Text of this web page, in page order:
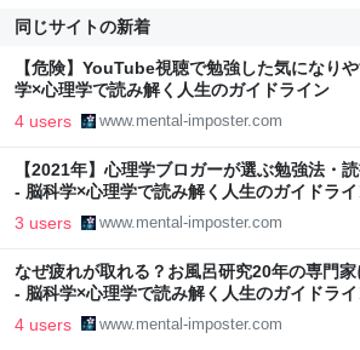
同じサイトの新着
【危険】YouTube視聴で勉強した気になり
学×心理学で読み解く人生のガイドライン
4 users www.mental-imposter.com
【2021年】心理学ブロガーが選ぶ勉強法・
- 脳科学×心理学で読み解く人生のガイドラ
3 users www.mental-imposter.com
なぜ疲れが取れる？お風呂研究20年の専門
- 脳科学×心理学で読み解く人生のガイドラ
4 users www.mental-imposter.com